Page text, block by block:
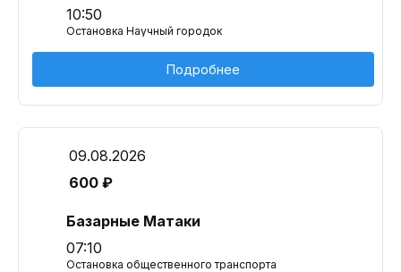
10:50
Остановка Научный городок
Подробнее
09.08.2026
600 ₽
Базарные Матаки
07:10
Остановка общественного транспорта